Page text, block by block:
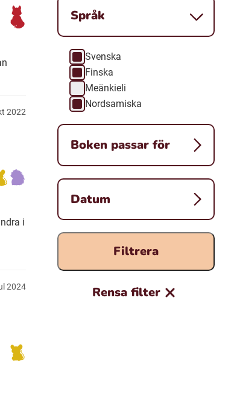
Språk
Språk
Svenska
Finska
Meänkieli
Nordsamiska
Boken passar för
Datum
Filtrera
Rensa filter
2022
i
2024